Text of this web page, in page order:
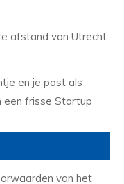
afstand van Utrecht
en je past als
een frisse Startup
van het